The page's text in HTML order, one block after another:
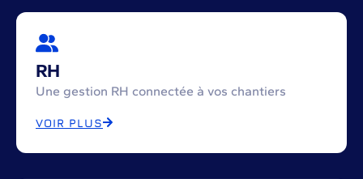
RH
Une gestion RH connectée à vos chantiers
VOIR PLUS